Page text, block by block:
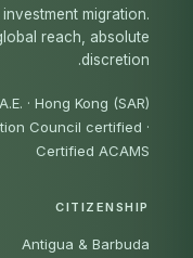
migration.
reach, absolute
discretion.
· Hong Kong (SAR)
Council certified ·
Certified ACAMS
CITIZENSHIP
Antigua & Barbuda